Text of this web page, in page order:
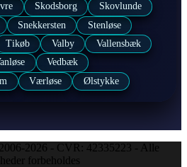
Skodsborg
Skovlunde
Snekkersten
Stenløse
Tikøb Valby
Vallensbæk
Vedbæk
Værløse Ølstykke
2026 - CVR: 42335223 - Alle
forbeholdes